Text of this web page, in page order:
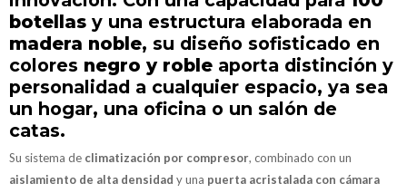
botellas y una estructura elaborada en
madera noble, su diseño sofisticado en
colores negro y roble aporta distinción y
personalidad a cualquier espacio, ya sea
un hogar, una oficina o un salón de
catas.
Su sistema de climatización por compresor, combinado con un
aislamiento de alta densidad y una puerta acristalada con cámara